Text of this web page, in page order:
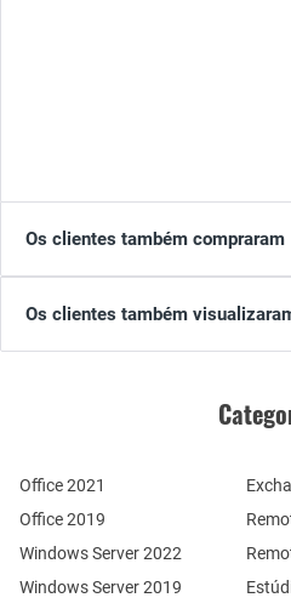
Os clientes também compraram
Os clientes também
Office 2021
Office 2019
Windows Server 2022
Windows Server 2019